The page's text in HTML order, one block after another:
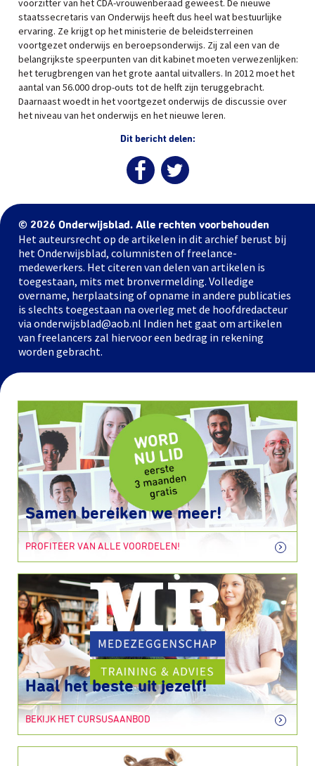
voorzitter van het CDA-vrouwenberaad geweest. De nieuwe
staatssecretaris van Onderwijs heeft dus heel wat bestuurlijke
ervaring. Ze krijgt op het ministerie de beleidsterreinen
voortgezet onderwijs en beroepsonderwijs. Zij zal een van de
belangrijkste speerpunten van dit kabinet moeten verwezenlijken:
het terugbrengen van het grote aantal uitvallers. In 2012 moet het
aantal van 56.000 drop-outs tot de helft zijn teruggebracht.
Daarnaast woedt in het voortgezet onderwijs de discussie over
het niveau van het onderwijs en het nieuwe leren.
Dit bericht delen:
© 2026 Onderwijsblad. Alle rechten voorbehouden
Het auteursrecht op de artikelen in dit archief berust bij
het Onderwijsblad, columnisten of freelance-
medewerkers. Het citeren van delen van artikelen is
toegestaan, mits met bronvermelding. Volledige
overname, herplaatsing of opname in andere publicaties
is slechts toegestaan na overleg met de hoofdredacteur
via onderwijsblad@aob.nl Indien het gaat om artikelen
van freelancers zal hiervoor een bedrag in rekening
worden gebracht.
Samen bereiken we meer!
PROFITEER VAN ALLE VOORDELEN!
Haal het beste uit jezelf!
BEKIJK HET CURSUSAANBOD